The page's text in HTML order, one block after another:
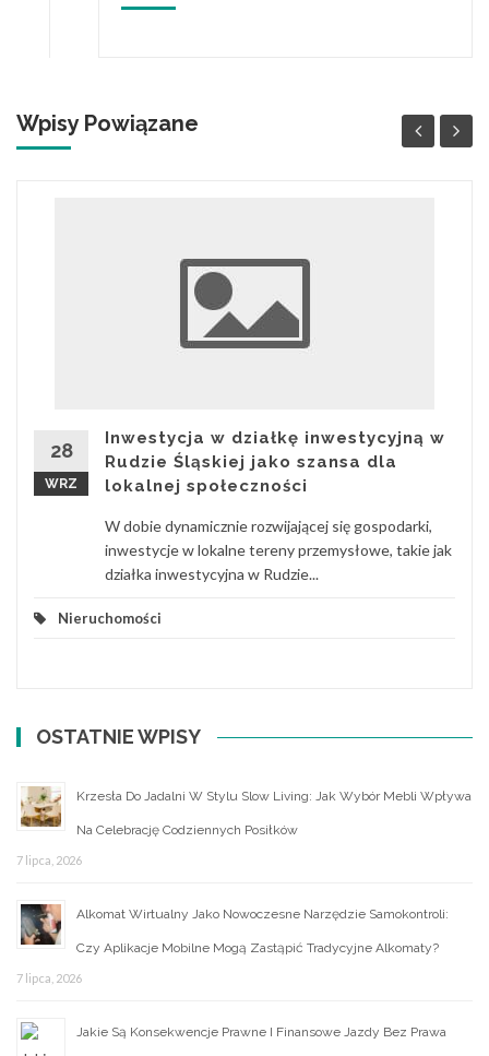
Wpisy Powiązane
28
WRZ
Inwestycja w działkę inwestycyjną w
Rudzie Śląskiej jako szansa dla
lokalnej społeczności
W dobie dynamicznie rozwijającej się gospodarki,
inwestycje w lokalne tereny przemysłowe, takie jak
działka inwestycyjna w Rudzie...
Nieruchomości
OSTATNIE WPISY
Krzesła Do Jadalni W Stylu Slow Living: Jak Wybór Mebli Wpływa
Na Celebrację Codziennych Posiłków
7 lipca, 2026
Alkomat Wirtualny Jako Nowoczesne Narzędzie Samokontroli:
Czy Aplikacje Mobilne Mogą Zastąpić Tradycyjne Alkomaty?
7 lipca, 2026
Jakie Są Konsekwencje Prawne I Finansowe Jazdy Bez Prawa